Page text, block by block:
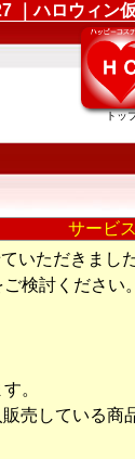
ハロウィン
トッ
サービ
いただきました
検討ください。
。
売している商